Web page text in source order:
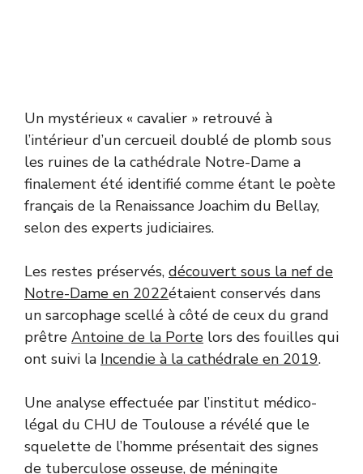
Un mystérieux « cavalier » retrouvé à
l’intérieur d’un cercueil doublé de plomb sous
les ruines de la cathédrale Notre-Dame a
finalement été identifié comme étant le poète
français de la Renaissance Joachim du Bellay,
selon des experts judiciaires.
Les restes préservés, découvert sous la nef de
Notre-Dame en 2022étaient conservés dans
un sarcophage scellé à côté de ceux du grand
prêtre Antoine de la Porte lors des fouilles qui
ont suivi la Incendie à la cathédrale en 2019.
Une analyse effectuée par l’institut médico-
légal du CHU de Toulouse a révélé que le
squelette de l’homme présentait des signes
de tuberculose osseuse, de méningite